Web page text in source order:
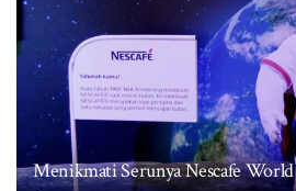
Menikmati Serunya Nescafe World